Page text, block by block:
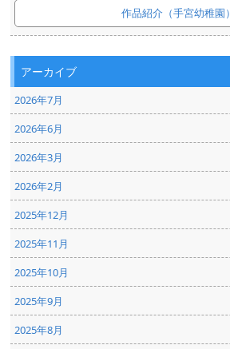
作品紹介（手宮幼稚園）
アーカイブ
2026年7月
2026年6月
2026年3月
2026年2月
2025年12月
2025年11月
2025年10月
2025年9月
2025年8月